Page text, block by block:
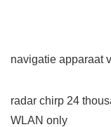
navigatie apparaat
radar chirp 24
WLAN only